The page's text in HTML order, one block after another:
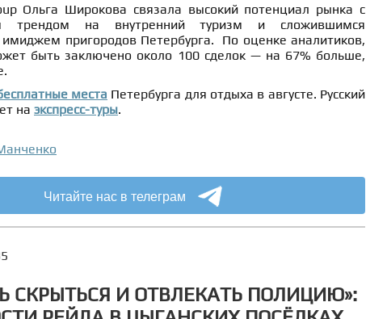
Ольга Широкова связала высокий потенциал рынка с
трендом на внутренний туризм и сложившимся
пригородов Петербурга. По оценке аналитиков,
быть заключено около 100 сделок — на 67% больше,
места Петербурга для отдыха в августе. Русский
на экспресс-туры.
Читайте нас в телеграм
СКРЫТЬСЯ И ОТВЛЕКАТЬ ПОЛИЦИЮ»: